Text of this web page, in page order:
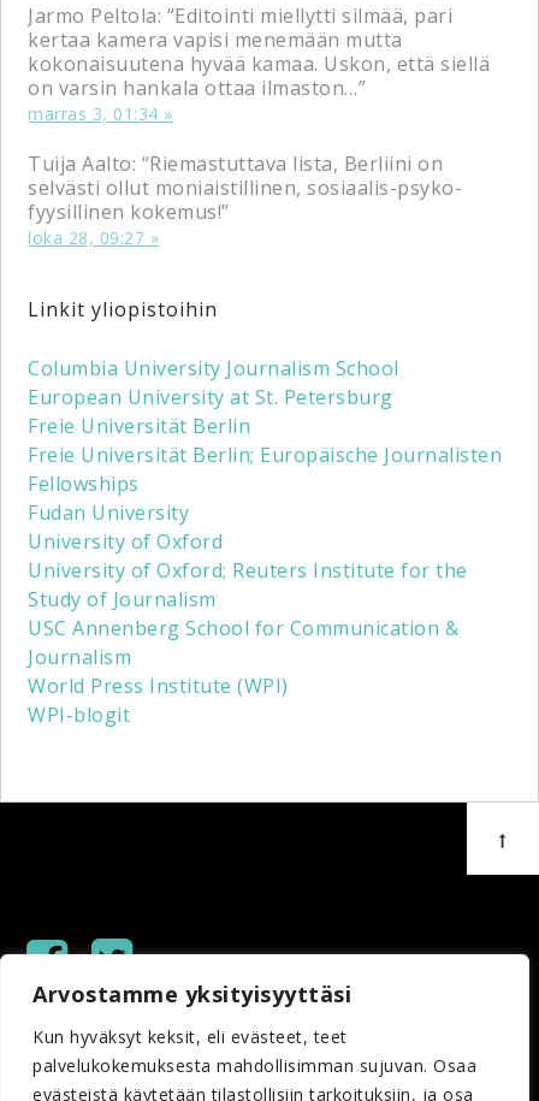
Arvostamme yksityisyyttäsi
Kun hyväksyt keksit, eli evästeet, teet
palvelukokemuksesta mahdollisimman sujuvan. Osaa
evästeistä käytetään tilastollisiin tarkoituksiin, ja osa
Jarmo Peltola: “Editointi miellytti silmää, pari
kertaa kamera vapisi menemään mutta
kokonaisuutena hyvää kamaa. Uskon, että siellä
on varsin hankala ottaa ilmaston…”
marras 3, 01:34
Tuija Aalto: “Riemastuttava lista, Berliini on
selvästi ollut moniaistillinen, sosiaalis-psyko-
fyysillinen kokemus!”
loka 28, 09:27
Linkit yliopistoihin
Columbia University Journalism School
European University at St. Petersburg
Freie Universität Berlin
Freie Universität Berlin; Europäische Journalisten
Fellowships
Fudan University
University of Oxford
University of Oxford; Reuters Institute for the
Study of Journalism
USC Annenberg School for Communication &
Journalism
World Press Institute (WPI)
WPI-blogit
Copyright © 2023 Helsingin Sanomain Säätiö